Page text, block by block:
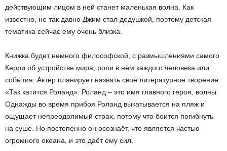
действующим лицом в ней станет маленькая волна. Как
известно, не так давно Джим стал дедушкой, поэтому детская
тематика сейчас ему очень близка.
Книжка будет немного философской, с размышлениями самого
Керри об устройстве мира, роли в нём каждого человека или
события. Актёр планирует назвать своё литературное творение
«Так катится Роланд». Роланд – это имя главного героя, волны.
Однажды во время прибоя Роланд выкатывается на пляж и
ощущает непреодолимый страх, потому что боится погибнуть
на суше. Но постепенно он осознаёт, что является частью
огромного океана, и это даёт ему сил.